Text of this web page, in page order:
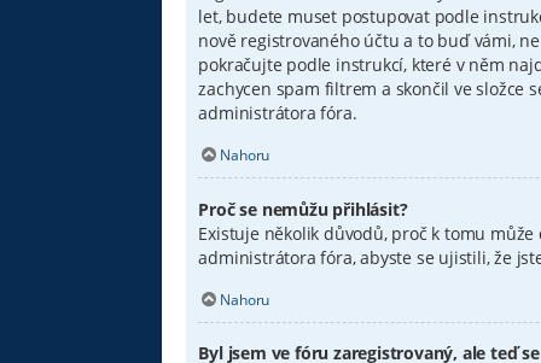
let, budete muset postupovat podle
nově registrovaného účtu a to buď vámi,
pokračujte podle instrukcí, které v něm
zachycen spam filtrem a skončil ve složce
administrátora fóra.
Nahoru
Proč se nemůžu přihlásit?
Existuje několik důvodů, proč k tomu
administrátora fóra, abyste se ujistili, že
Nahoru
Byl jsem ve fóru zaregistrovaný, ale teď